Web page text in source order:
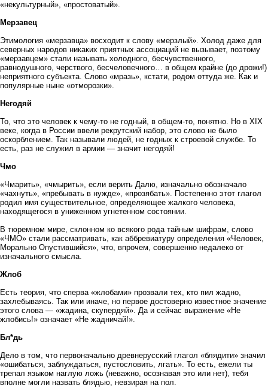
«некультурный», «простоватый».
Мерзавец
Этимология «мерзавца» восходит к слову «мерзлый». Холод даже для
северных народов никаких приятных ассоциаций не вызывает, поэтому
«мерзавцем» стали называть холодного, бесчувственного,
равнодушного, черствого, бесчеловечного… в общем крайне (до дрожи!)
неприятного субъекта. Слово «мразь», кстати, родом оттуда же. Как и
популярные ныне «отморозки».
Негодяй
То, что это человек к чему-то не годный, в общем-то, понятно. Но в XIX
веке, когда в России ввели рекрутский набор, это слово не было
оскорблением. Так называли людей, не годных к строевой службе. То
есть, раз не служил в армии — значит негодяй!
Чмо
«Чмарить», «чмырить», если верить Далю, изначально обозначало
«чахнуть», «пребывать в нужде», «прозябать». Постепенно этот глагол
родил имя существительное, определяющее жалкого человека,
находящегося в униженном угнетенном состоянии.
В тюремном мире, склонном ко всякого рода тайным шифрам, слово
«ЧМО» стали рассматривать, как аббревиатуру определения «Человек,
Морально Опустившийся», что, впрочем, совершенно недалеко от
изначального смысла.
Жлоб
Есть теория, что сперва «жлобами» прозвали тех, кто пил жадно,
захлебываясь. Так или иначе, но первое достоверно известное значение
этого слова — «жадина, скупердяй». Да и сейчас выражение «Не
жлобись!» означает «Не жадничай!».
Бл*дь
Дело в том, что первоначально древнерусский глагол «блядити» значил
«ошибаться, заблуждаться, пустословить, лгать». То есть, ежели ты
трепал языком наглую ложь (неважно, осознавая это или нет), тебя
вполне могли назвать блядью, невзирая на пол.